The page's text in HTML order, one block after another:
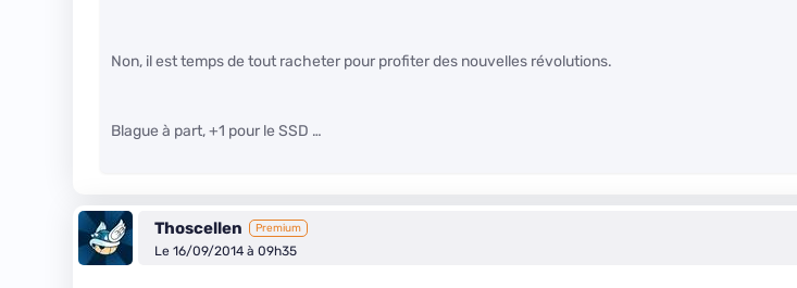
Non, il est temps de tout racheter pour profiter des nouvelles révolutions.
Blague à part, +1 pour le SSD …
Thoscellen Premium
Le 16/09/2014 à 09h35